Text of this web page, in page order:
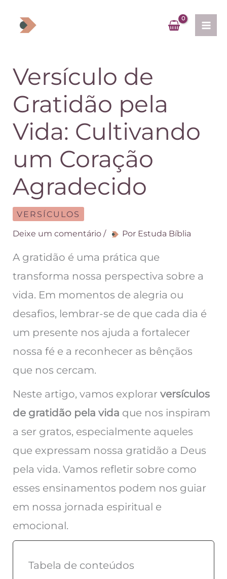
Versículo de
Gratidão pela
Vida: Cultivando
um Coração
Agradecido
VERSÍCULOS
Deixe um comentário / Por Estuda Bíblia
A gratidão é uma prática que
transforma nossa perspectiva sobre a
vida. Em momentos de alegria ou
desafios, lembrar-se de que cada dia é
um presente nos ajuda a fortalecer
nossa fé e a reconhecer as bênçãos
que nos cercam.
Neste artigo, vamos explorarversículos
de gratidão pela vida que nos inspiram
a ser gratos, especialmente aqueles
que expressam nossa gratidão a Deus
pela vida. Vamos refletir sobre como
esses ensinamentos podem nos guiar
em nossa jornada espiritual e
emocional.
Tabela de conteúdos